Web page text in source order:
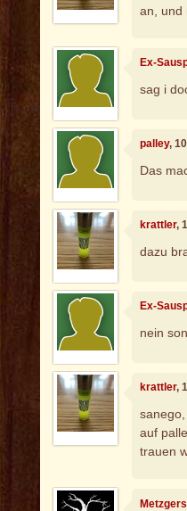
an, und
Ex-
sag i
palley,
Das
krattler,
dazu
Ex-
nein
krattler,
auf
trauen